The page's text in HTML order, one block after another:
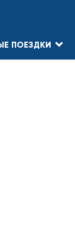
ПОЕЗДКИ